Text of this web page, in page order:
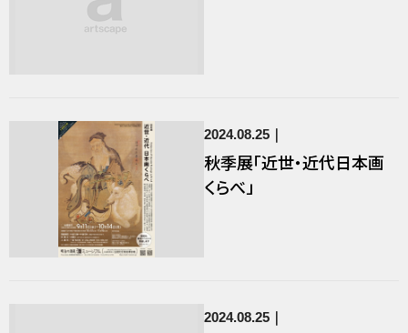
2024.08.25
秋季展「近世・近代日本画
くらべ」
2024.08.25